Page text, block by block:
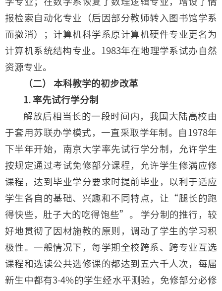
报检索自动化专业（后因部分教师转入图书馆学系
而撤消）；计算机科学系原计算机硬件专业更名为
计算机系统结构专业。1983年在地理学系试办自然
资源专业。
（二） 本科教学的初步改革
1. 率先试行学分制
解放后相当长的一段时间内，我国大陆高校由
于套用苏联办学模式，一直采取学年制。自1978年
下半年开始，南京大学率先试行学分制，允许学生
按规定通过考试免修部分课程，允许学生修满应修
课程，达到毕业学分要求时提前毕业，以利于适应
学生各自的基础、兴趣和不同特点，让“腿长的跑
得快些，肚子大的吃得饱些”。 学分制的推行，较
好地贯彻了因材施教的原则，调动了学生的学习积
极性。一般情况下，每学期全校跨系、跨专业互选
课程和选读公共选修课的都达到五六千人次，每届
新生中都有3-4%的学生经水平测验，免修部分必修